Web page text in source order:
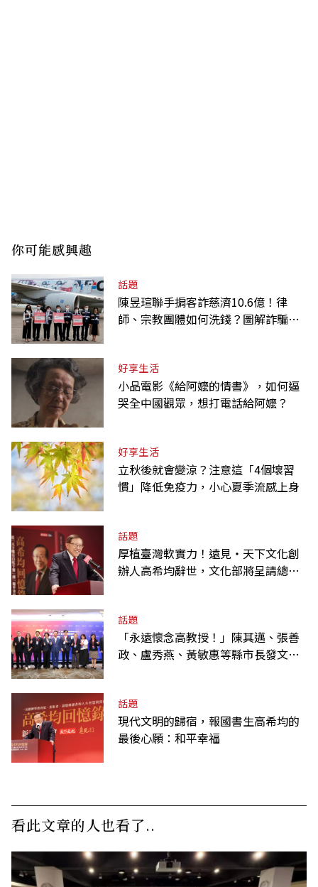
你可能感興趣
話題
陳昱瑄聯手掮客詐慈濟10.6億！律
師、宗教團體如何洗錢？圖解詐騙關
好享生活
小品電影《給阿嬤的情書》，如何逼
哭全中國觀眾，想打電話給阿嬤？
好享生活
立秋後就會變涼？注意這「4個壞習
慣」降低免疫力，小心夏季流感上身
話題
厚植臺灣軟實力！遠見‧天下文化創
辦人高希均辭世，文化部將呈請總統
話題
「永遠懷念高教授！」陳其邁、張善
政、盧秀燕、黃敏惠等縣市長發文弔
話題
現代文明的歸宿，報國書生高希均的
最後心願：和平幸福
看此文章的人也看了..